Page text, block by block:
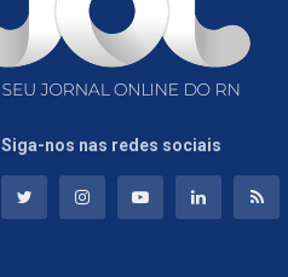
Siga-nos nas redes sociais